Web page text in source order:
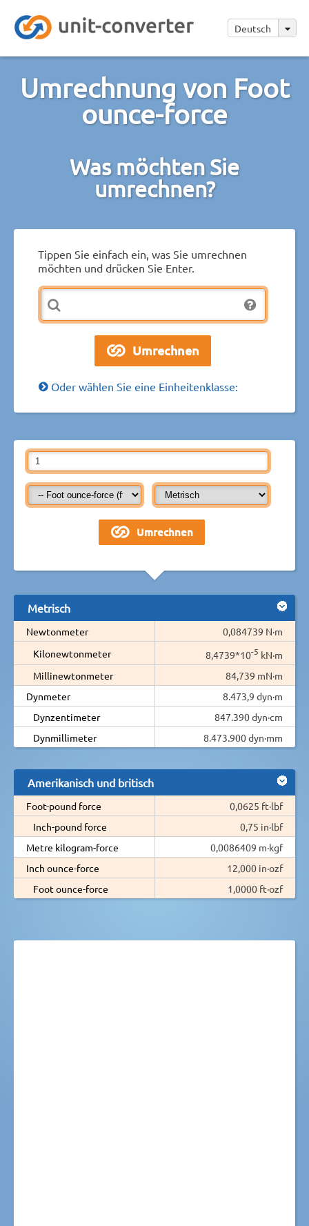
Deutsch
Umrechnung von Foot
ounce-force
Was möchten Sie
umrechnen?
Tippen Sie einfach ein, was Sie umrechnen
möchten und drücken Sie Enter.
Oder wählen Sie eine Einheitenklasse:
Metrisch
Newtonmeter
0,084739 N·m
Kilonewtonmeter
8,4739*10-5 kN·m
Millinewtonmeter
84,739 mN·m
Dynmeter
8.473,9 dyn·m
Dynzentimeter
847.390 dyn·cm
Dynmillimeter
8.473.900 dyn·mm
Amerikanisch und britisch
Foot-pound force
0,0625 ft·lbf
Inch-pound force
0,75 in·lbf
Metre kilogram-force
0,0086409 m·kgf
Inch ounce-force
12,000 in·ozf
Foot ounce-force
1,0000 ft·ozf